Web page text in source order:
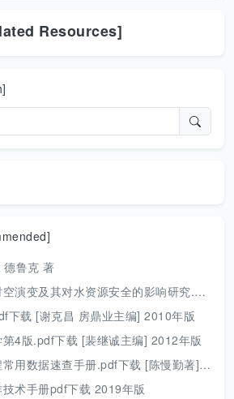
Resources]
鲁克 著
及其对水资源安全的影响研究.pdf 胡光伟 著 2017年版
下载 [谢克昌 房鼎业主编] 2010年版
4版.pdf下载 [裴继诚主编] 2012年版
数据速查手册.pdf下载 [陈慢勤著] 2010年版
术手册pdf下载 2019年版